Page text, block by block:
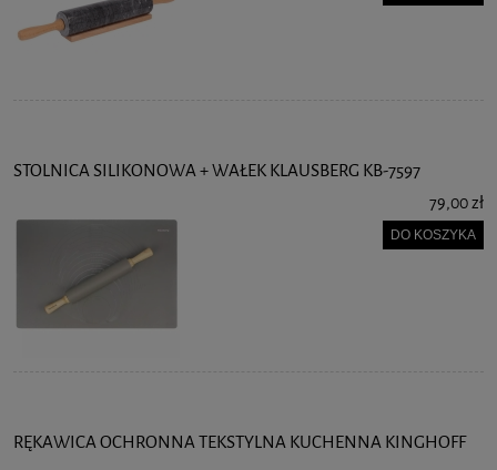
STOLNICA SILIKONOWA + WAŁEK KLAUSBERG KB-7597
79,00 zł
DO KOSZYKA
RĘKAWICA OCHRONNA TEKSTYLNA KUCHENNA KINGHOFF